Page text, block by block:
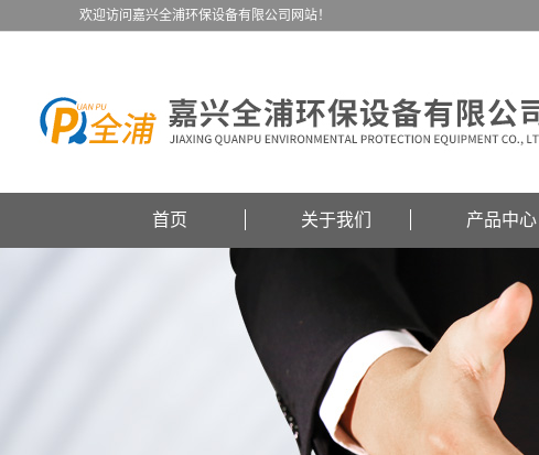
欢迎访问嘉兴全浦环保设备有限公司网站！
首页 关于我们 产品中心